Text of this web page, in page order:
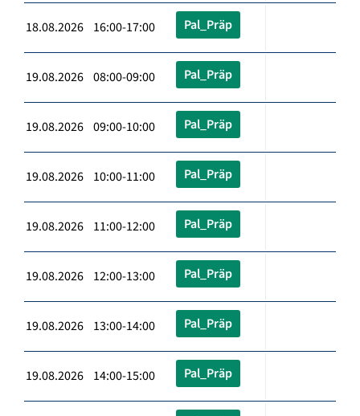
18.08.2026 16:00-17:00 Pal_Präp
19.08.2026 08:00-09:00 Pal_Präp
19.08.2026 09:00-10:00 Pal_Präp
19.08.2026 10:00-11:00 Pal_Präp
19.08.2026 11:00-12:00 Pal_Präp
19.08.2026 12:00-13:00 Pal_Präp
19.08.2026 13:00-14:00 Pal_Präp
19.08.2026 14:00-15:00 Pal_Präp